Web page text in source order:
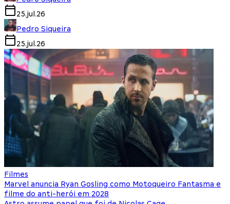
25.jul.26
Pedro Siqueira
25.jul.26
Filmes
Marvel anuncia Ryan Gosling como Motoqueiro Fantasma e
filme do anti-herói em 2028